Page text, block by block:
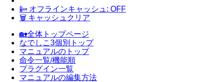
📴 オフラインキャッシュ: OFF
🗑 キャッシュクリア
🏡全体トップページ
なでしこ3個別トップ
マニュアルのトップ
命令一覧/機能順
プラグイン一覧
マニュアルの編集方法